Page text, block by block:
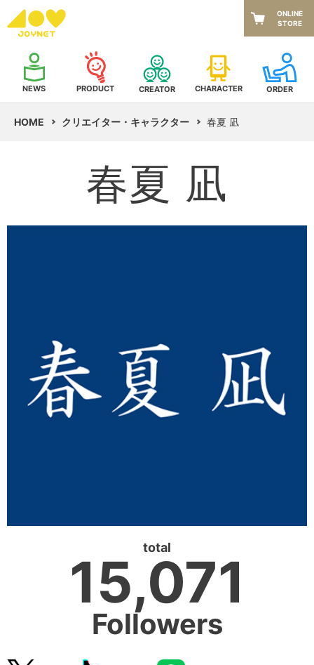
NEWS PRODUCT CREATOR CHARACTER ORDER
ONLINE
STORE
HOME クリエイター・キャラクター 春夏 凪
春夏 凪
total
15,071
Followers